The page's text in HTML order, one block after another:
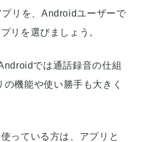
リを、Androidユーザーで
リを選びましょう。
では通話録音の仕組
機能や使い勝手も大きく
っている方は、アプリと